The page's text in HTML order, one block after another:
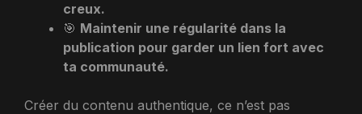
creux.
🎯 Maintenir une régularité dans la
publication pour garder un lien fort avec
ta communauté.
Créer du contenu authentique, ce n’est pas